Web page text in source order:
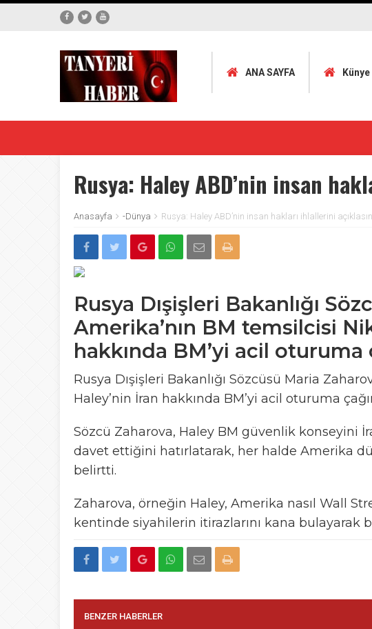
ANA SAYFA Künye
Rusya: Haley ABD’nin insan
Anasayfa -Dünya Rusya: Haley ABD’nin insan hakları ihlallerini açıklasın
Rusya Dışişleri Bakanlığı
Amerika’nın BM temsilcisi
hakkında BM’yi acil oturuma
Rusya Dışişleri Bakanlığı Sözcüsü Maria
Haley’nin İran hakkında BM’yi acil oturuma
Sözcü Zaharova, Haley BM güvenlik konseyini
davet ettiğini hatırlatarak, her halde Amerika
belirtti.
Zaharova, örneğin Haley, Amerika nasıl Wall
kentinde siyahilerin itirazlarını kana bulayarak
BENZER HABERLER